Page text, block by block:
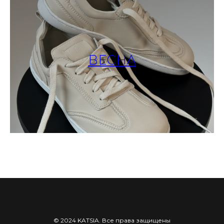
ВЕСНА
© 2024 KATSIA. Все права защищены